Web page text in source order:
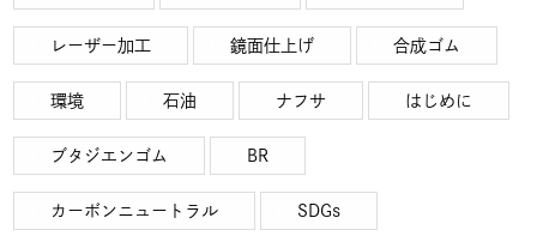
レーザー加工 鏡面仕上げ 合成ゴム
環境 石油 ナフサ はじめに
ブタジエンゴム BR
カーボンニュートラル SDGs